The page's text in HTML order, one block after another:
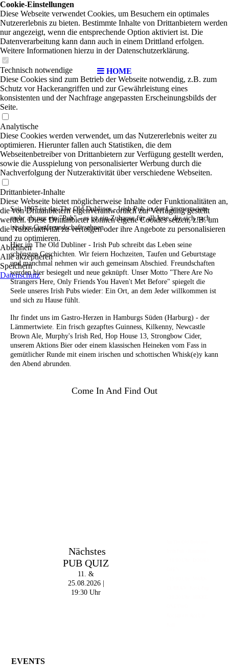
HOME
Seit 1997 ist das The Old Dubliner - Irish Pub in der Lämmertwiete
mehr als nur ein "Pub" - es ist ein Zuhause für all Jene, die sich nach
irischer Gastfreundschaft sehnen.
Hier im The Old Dubliner - Irish Pub schreibt das Leben seine
schönsten Geschichten. Wir feiern Hochzeiten, Taufen und Geburtstage
und manchmal nehmen wir auch gemeinsam Abschied. Freundschaften
werden hier besiegelt und neue geknüpft. Unser Motto "There Are No
Strangers Here, Only Friends You Haven't Met Before" spiegelt die
Seele unseres Irish Pubs wieder: Ein Ort, an dem Jeder willkommen ist
und sich zu Hause fühlt.
Ihr findet uns im Gastro-Herzen in Hamburgs Süden (Harburg) - der
Lämmertwiete. Ein frisch gezapftes Guinness, Kilkenny, Newcastle
Brown Ale, Murphy's Irish Red, Hop House 13, Strongbow Cider,
unserem Aktions Bier oder einem klassischen Heineken vom Fass in
gemütlicher Runde mit einem irischen und schottischen Whisk(e)y kann
den Abend abrunden.
Come In And Find Out
Nächstes
PUB QUIZ
11. &
25.08.2026 |
19:30 Uhr
EVENTS
Cookie-Einstellungen
Diese Webseite verwendet Cookies, um Besuchern ein optimales
Nutzererlebnis zu bieten. Bestimmte Inhalte von Drittanbietern werden
nur angezeigt, wenn die entsprechende Option aktiviert ist. Die
Datenverarbeitung kann dann auch in einem Drittland erfolgen.
Weitere Informationen hierzu in der Datenschutzerklärung.
Technisch notwendige
Diese Cookies sind zum Betrieb der Webseite notwendig, z.B. zum
Schutz vor Hackerangriffen und zur Gewährleistung eines
konsistenten und der Nachfrage angepassten Erscheinungsbilds der
Seite.
Analytische
Diese Cookies werden verwendet, um das Nutzererlebnis weiter zu
optimieren. Hierunter fallen auch Statistiken, die dem
Webseitenbetreiber von Drittanbietern zur Verfügung gestellt werden,
sowie die Ausspielung von personalisierter Werbung durch die
Nachverfolgung der Nutzeraktivität über verschiedene Webseiten.
Drittanbieter-Inhalte
Diese Webseite bietet möglicherweise Inhalte oder Funktionalitäten an,
die von Drittanbietern eigenverantwortlich zur Verfügung gestellt
werden. Diese Drittanbieter können eigene Cookies setzen, z.B. um
die Nutzeraktivität zu verfolgen oder ihre Angebote zu personalisieren
und zu optimieren.
Ablehnen
Alle akzeptieren
Speichern
Datenschutz